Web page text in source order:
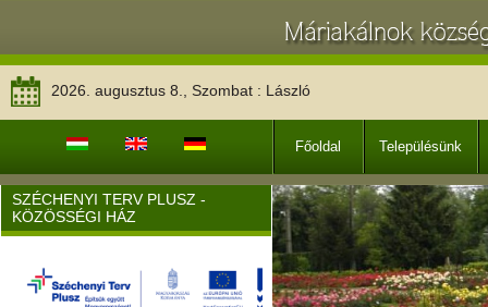
2026. augusztus 8., Szombat : László
Főoldal Településünk
SZÉCHENYI TERV PLUSZ -
KÖZÖSSÉGI HÁZ